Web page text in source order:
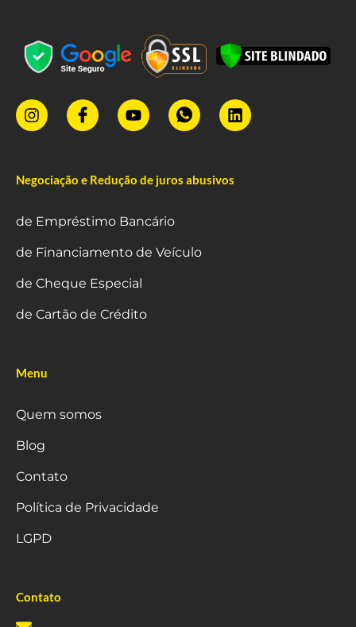
Negociação e Redução de juros abusivos
de Empréstimo Bancário
de Financiamento de Veículo
de Cheque Especial
de Cartão de Crédito
Menu
Quem somos
Blog
Contato
Política de Privacidade
LGPD
Contato